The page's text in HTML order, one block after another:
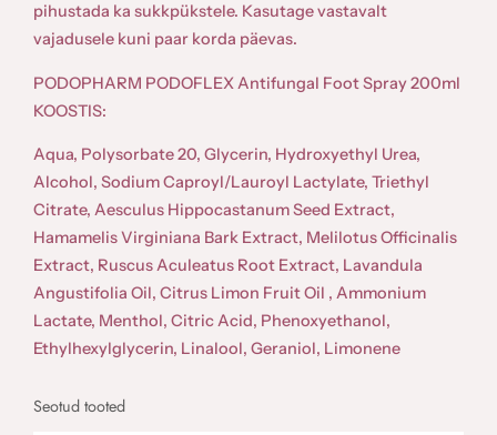
l
o
o
S
p
r
a
y
2
0
0
l
pihustada ka sukkpükstele. Kasutage vastavalt
vajadusele kuni paar korda päevas.
PODOPHARM PODOFLEX Antifungal Foot Spray 200ml
KOOSTIS:
Aqua, Polysorbate 20, Glycerin, Hydroxyethyl Urea,
Alcohol, Sodium Caproyl/Lauroyl Lactylate, Triethyl
Citrate, Aesculus Hippocastanum Seed Extract,
Hamamelis Virginiana Bark Extract, Melilotus Officinalis
Extract, Ruscus Aculeatus Root Extract, Lavandula
Angustifolia Oil, Citrus Limon Fruit Oil , Ammonium
Lactate, Menthol, Citric Acid, Phenoxyethanol,
Ethylhexylglycerin, Linalool, Geraniol, Limonene
Seotud tooted